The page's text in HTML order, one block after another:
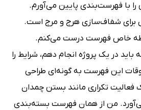
با فهرست‌بندی پایین می‌آورم.
شفاف‌سازی هرج و مرج است.
خاص فهرست درست می‌کنم.
در یک پروژه انجام دهم، شرایط را
این فهرست به گونه‌ای طراحی
تکراری مانند بستن چمدان
من از همان فهرست بسته‌بندی